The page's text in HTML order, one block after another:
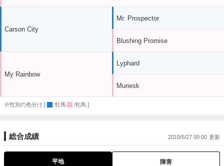
Carson City
My Rainbow
Mr. Prospector
Blushing Promise
Lyphard
Muriesk
※性別の色分け [ :牡馬 :牝馬 ]
総合成績 2010/5/27 00:00
平地 障害